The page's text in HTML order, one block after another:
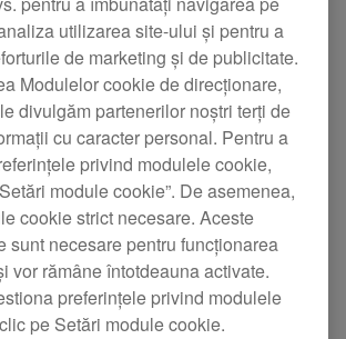
electronică din întreaga lume. În
serviciu rămâne în centrul KUVO,
ulterior într-o platformă
bazată pe internet și pe
îi ajută pe iubitorii de club să se
descopere muzică și petreceri noi
pentru ca DJ-ii și locațiile să-
utilizarea site-ului și pentru a
de marketing și de publicitate.
Modulelor cookie de direcționare,
divulgăm partenerilor noștri terți de
cu caracter personal. Pentru a
privind modulele cookie,
module cookie”. De asemenea,
cookie strict necesare. Aceste
sunt necesare pentru funcționarea
vor rămâne întotdeauna activate.
preferințele privind modulele
pe Setări module cookie.